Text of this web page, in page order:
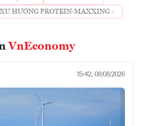
XU HƯỚNG PROTEIN-MAXXING
VnEconomy
15:42, 08/08/2026